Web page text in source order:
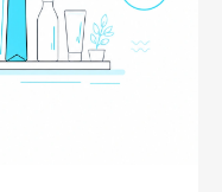
Uilyam
instituti)
segmentdagi